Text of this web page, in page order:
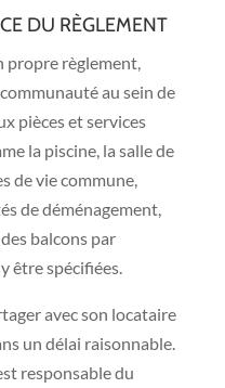
DU RÈGLEMENT
propre règlement,
au sein de
pièces et services
la piscine, la salle de
de vie commune,
de déménagement,
balcons par
être spécifiées.
avec son locataire
un délai raisonnable.
responsable du